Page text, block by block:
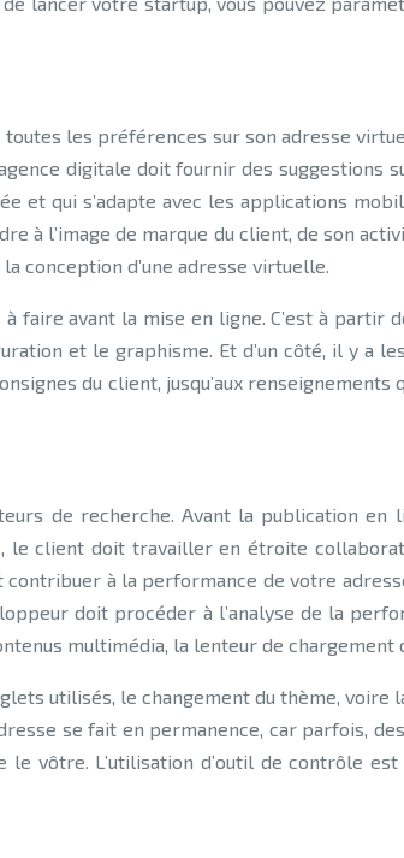
les préférences sur son adresse
digitale doit fournir des suggestions
et qui s’adapte avec les applications
à l’image de marque du client, de son
conception d’une adresse virtuelle.
faire avant la mise en ligne. C’est à partir
et le graphisme. Et d’un côté, il y a
du client, jusqu’aux renseignements
de recherche. Avant la publication en
client doit travailler en étroite
à la performance de votre
doit procéder à l’analyse de la
multimédia, la lenteur de chargement
utilisés, le changement du thème, voire
se fait en permanence, car parfois,
vôtre. L’utilisation d’outil de contrôle